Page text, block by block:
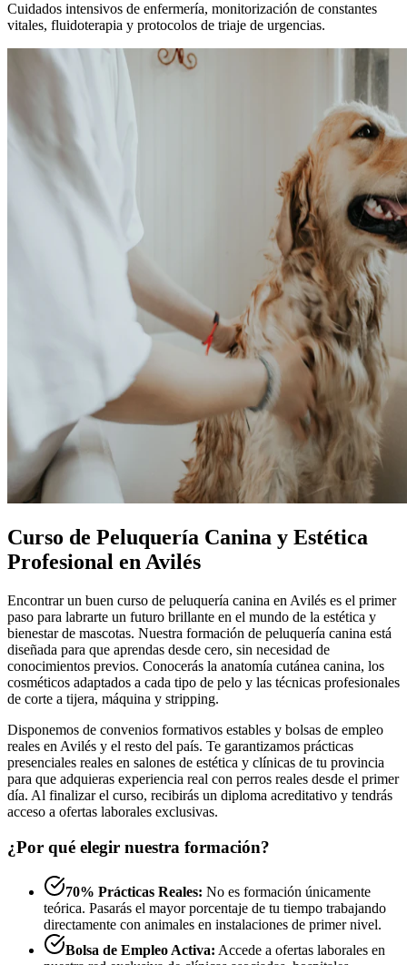
Cuidados intensivos de enfermería, monitorización de constantes
vitales, fluidoterapia y protocolos de triaje de urgencias.
Curso de Peluquería Canina y Estética
Profesional en Avilés
Encontrar un buen curso de peluquería canina en Avilés es el primer
paso para labrarte un futuro brillante en el mundo de la estética y
bienestar de mascotas. Nuestra formación de peluquería canina está
diseñada para que aprendas desde cero, sin necesidad de
conocimientos previos. Conocerás la anatomía cutánea canina, los
cosméticos adaptados a cada tipo de pelo y las técnicas profesionales
de corte a tijera, máquina y stripping.
Disponemos de convenios formativos estables y bolsas de empleo
reales en Avilés y el resto del país. Te garantizamos prácticas
presenciales reales en salones de estética y clínicas de tu provincia
para que adquieras experiencia real con perros reales desde el primer
día. Al finalizar el curso, recibirás un diploma acreditativo y tendrás
acceso a ofertas laborales exclusivas.
¿Por qué elegir nuestra formación?
70% Prácticas Reales: No es formación únicamente
teórica. Pasarás el mayor porcentaje de tu tiempo trabajando
directamente con animales en instalaciones de primer nivel.
Bolsa de Empleo Activa: Accede a ofertas laborales en